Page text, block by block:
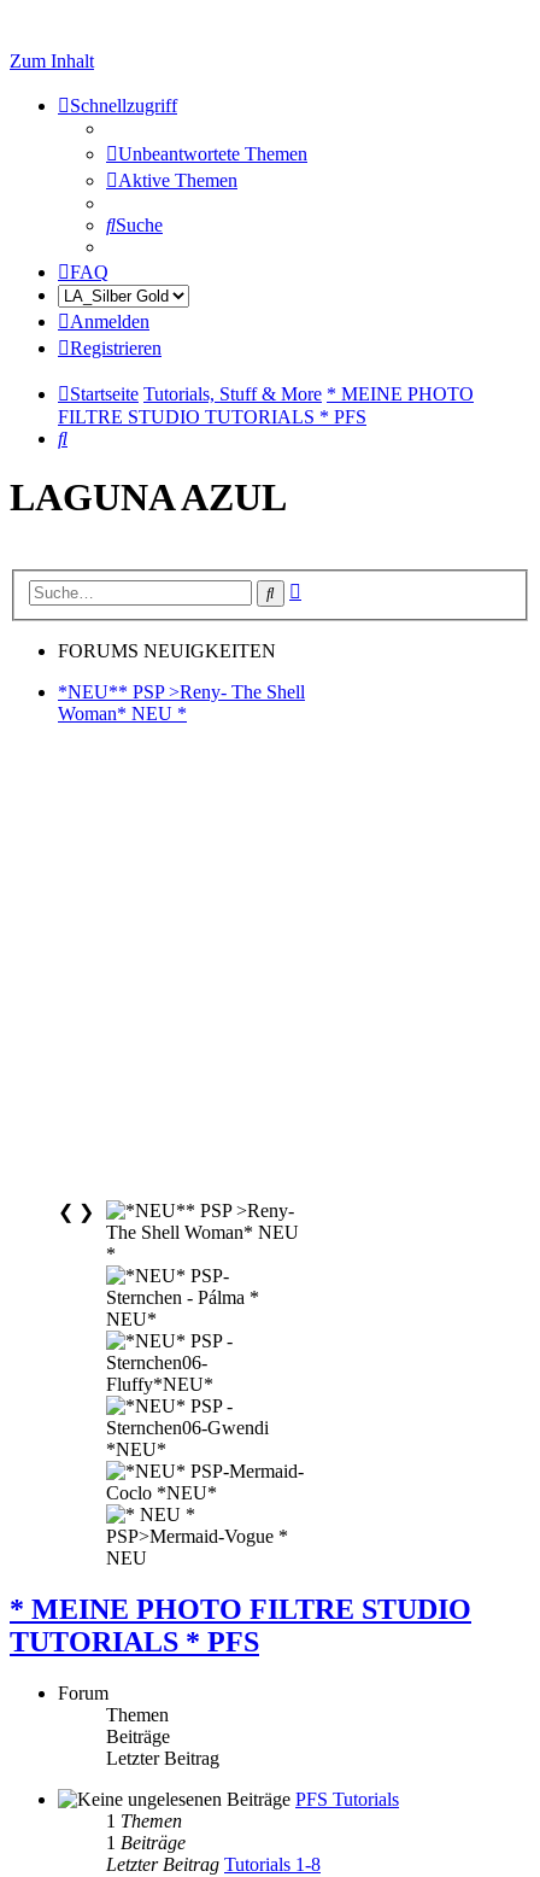
Zum Inhalt
Schnellzugriff
Unbeantwortete Themen
Aktive Themen
Suche
FAQ
Anmelden
Registrieren
Startseite Tutorials, Stuff & More * MEINE PHOTO
FILTRE STUDIO TUTORIALS * PFS
Suche
LAGUNA AZUL
Suche
FORUMS NEUIGKEITEN
*NEU** PSP >Reny- The Shell
Woman* NEU *
❮ ❯
* MEINE PHOTO FILTRE STUDIO
TUTORIALS * PFS
Forum
Themen
Beiträge
Letzter Beitrag
PFS Tutorials
1 Themen
1 Beiträge
Letzter Beitrag Tutorials 1-8